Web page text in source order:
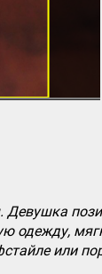
одежду,
или